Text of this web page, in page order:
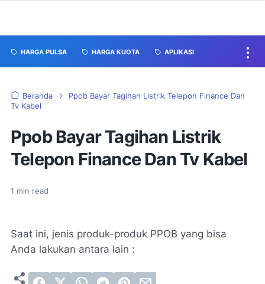
HARGA PULSA HARGA KUOTA APLIKASI
Beranda
Ppob Bayar Tagihan Listrik Telepon Finance Dan
Tv Kabel
Ppob Bayar Tagihan Listrik
Telepon Finance Dan Tv Kabel
1 min read
Saat ini, jenis produk-produk PPOB yang bisa
Anda lakukan antara lain :